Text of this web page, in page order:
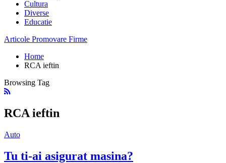
Cultura
Diverse
Educatie
Articole Promovare Firme
Home
RCA ieftin
Browsing Tag
RCA ieftin
Auto
Tu ti-ai asigurat masina?